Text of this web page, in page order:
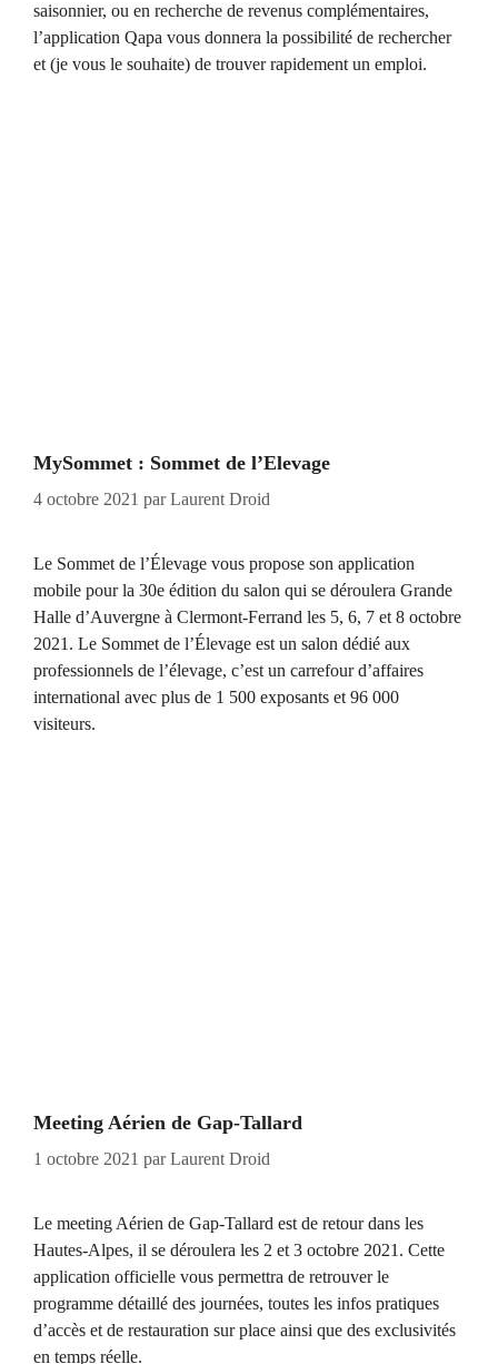
saisonnier, ou en recherche de revenus complémentaires,
l’application Qapa vous donnera la possibilité de rechercher
et (je vous le souhaite) de trouver rapidement un emploi.
MySommet : Sommet de l’Elevage
4 octobre 2021 parLaurent Droid
Le Sommet de l’Élevage vous propose son application
mobile pour la 30e édition du salon qui se déroulera Grande
Halle d’Auvergne à Clermont-Ferrand les 5, 6, 7 et 8 octobre
2021. Le Sommet de l’Élevage est un salon dédié aux
professionnels de l’élevage, c’est un carrefour d’affaires
international avec plus de 1 500 exposants et 96 000
visiteurs.
Meeting Aérien de Gap-Tallard
1 octobre 2021 parLaurent Droid
Le meeting Aérien de Gap-Tallard est de retour dans les
Hautes-Alpes, il se déroulera les 2 et 3 octobre 2021. Cette
application officielle vous permettra de retrouver le
programme détaillé des journées, toutes les infos pratiques
d’accès et de restauration sur place ainsi que des exclusivités
en temps réelle.